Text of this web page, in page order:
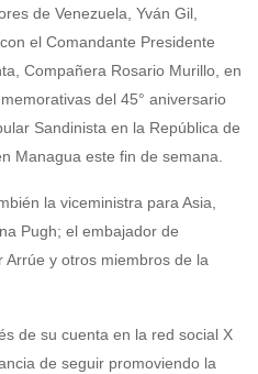
de Venezuela, Yván Gil,
el Comandante Presidente
Compañera Rosario Murillo, en
del 45° aniversario
Sandinista en la República de
Managua este fin de semana.
la viceministra para Asia,
Pugh; el embajador de
Arrúe y otros miembros de la
de su cuenta en la red social X
de seguir promoviendo la